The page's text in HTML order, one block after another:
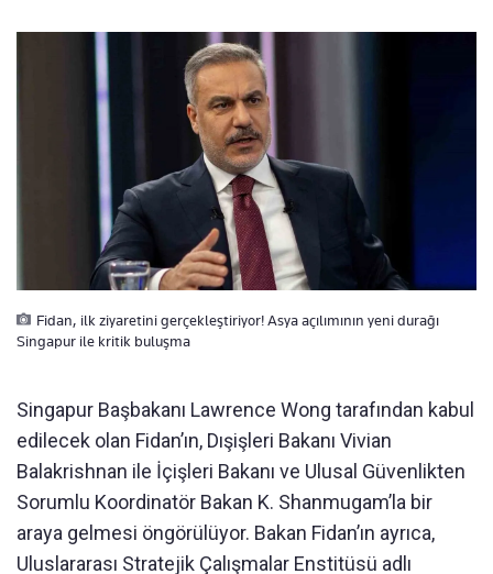
Fidan, ilk ziyaretini gerçekleştiriyor! Asya açılımının yeni durağı
Singapur ile kritik buluşma
Singapur Başbakanı Lawrence Wong tarafından kabul
edilecek olan Fidan’ın, Dışişleri Bakanı Vivian
Balakrishnan ile İçişleri Bakanı ve Ulusal Güvenlikten
Sorumlu Koordinatör Bakan K. Shanmugam’la bir
araya gelmesi öngörülüyor. Bakan Fidan’ın ayrıca,
Uluslararası Stratejik Çalışmalar Enstitüsü adlı